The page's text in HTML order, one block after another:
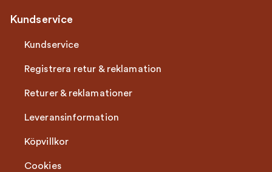
Kundservice
Kundservice
Registrera retur & reklamation
Returer & reklamationer
Leveransinformation
Köpvillkor
Cookies